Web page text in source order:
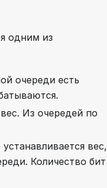
одним из
очереди есть
Из очередей по
вес,
Количество бит